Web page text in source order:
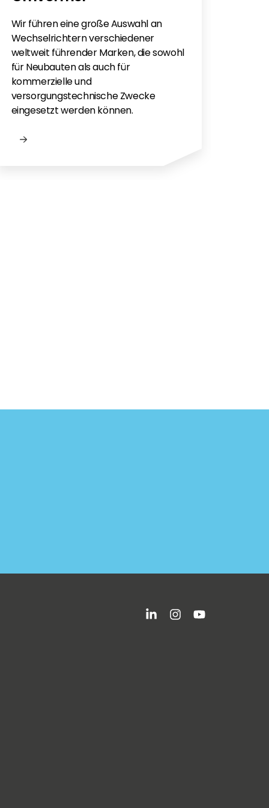
Wir führen eine große Auswahl an
Wechselrichtern verschiedener
weltweit führender Marken, die sowohl
für Neubauten als auch für
kommerzielle und
versorgungstechnische Zwecke
eingesetzt werden können.